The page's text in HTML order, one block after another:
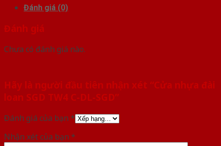
Đánh giá (0)
Đánh giá
Chưa có đánh giá nào.
Hãy là người đầu tiên nhận xét “Cửa nhựa đài
loan SGD TW4 C-DL-SGD”
Đánh giá của bạn *
Nhận xét của bạn *